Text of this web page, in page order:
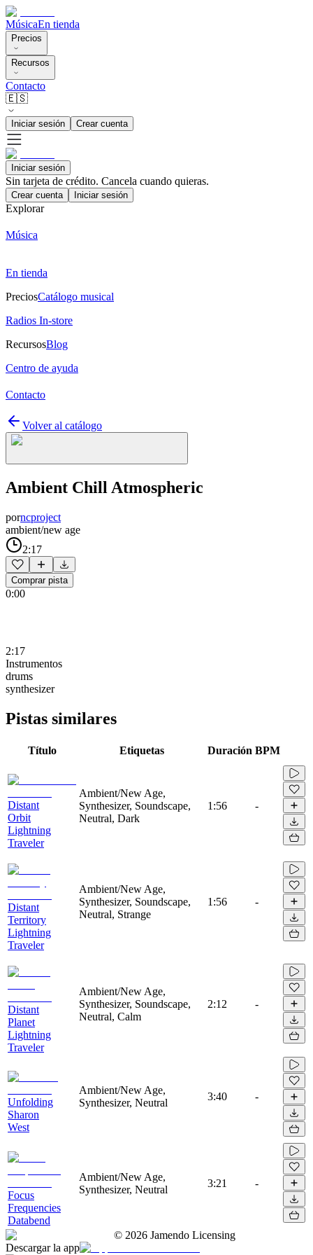
MúsicaEn tienda
Precios
Recursos
Contacto
🇪🇸
Iniciar sesión Crear cuenta
Iniciar sesión
Sin tarjeta de crédito. Cancela cuando quieras.
Crear cuenta Iniciar sesión
Explorar
Música
En tienda
PreciosCatálogo musical
Radios In-store
RecursosBlog
Centro de ayuda
Contacto
Volver al catálogo
Ambient Chill Atmospheric
porncproject
ambient/new age
2:17
Comprar pista
0:00
2:17
Instrumentos
drums
synthesizer
Pistas similares
Título Etiquetas Duración BPM
Distant
Orbit
Lightning
Traveler
Ambient/New Age,
Synthesizer, Soundscape,
Neutral, Dark
1:56 -
Distant
Territory
Lightning
Traveler
Ambient/New Age,
Synthesizer, Soundscape,
Neutral, Strange
1:56 -
Distant
Planet
Lightning
Traveler
Ambient/New Age,
Synthesizer, Soundscape,
Neutral, Calm
2:12 -
Unfolding
Sharon
West
Ambient/New Age,
Synthesizer, Neutral
3:40 -
Focus
Frequencies
Databend
Ambient/New Age,
Synthesizer, Neutral
3:21 -
© 2026 Jamendo Licensing
Descargar la app